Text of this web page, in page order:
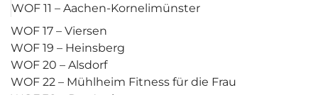
WOF 11 – Aachen-Kornelimünster
WOF 17 – Viersen
WOF 19 – Heinsberg
WOF 20 – Alsdorf
WOF 22 – Mühlheim Fitness für die Frau